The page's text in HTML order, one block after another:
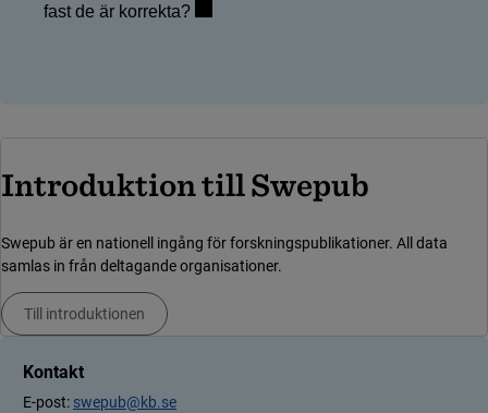
fast de är korrekta?
Introduktion till Swepub
Swepub är en nationell ingång för forskningspublikationer. All data
samlas in från deltagande organisationer.
Till introduktionen
Kontakt
E-post: swepub@kb.se